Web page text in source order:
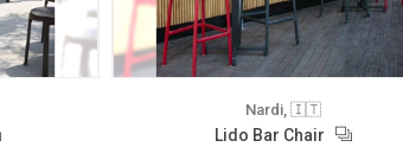
Nardi, 🇮🇹
Lido Bar Chair